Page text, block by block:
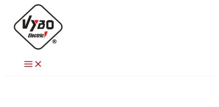
Inhalt
springen